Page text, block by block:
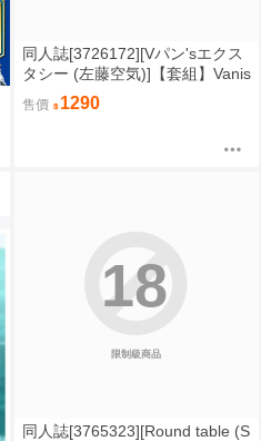
同人誌[3726172][Vパン'sエクス
タシー (左藤空気)]【套組】Vanis
hing Reality5 ～サキュバスアプ
リケーション～ (原創)
售價 1290
限制級商品
18
同人誌[3765323][Round table (S